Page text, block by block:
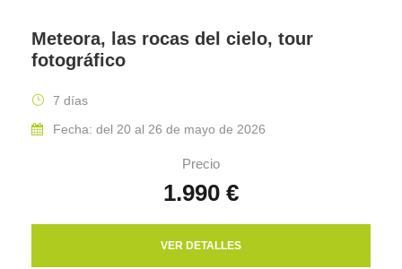
Meteora, las rocas del cielo, tour
fotográfico
7 días
Fecha: del 20 al 26 de mayo de 2026
Precio
1.990 €
VER DETALLES